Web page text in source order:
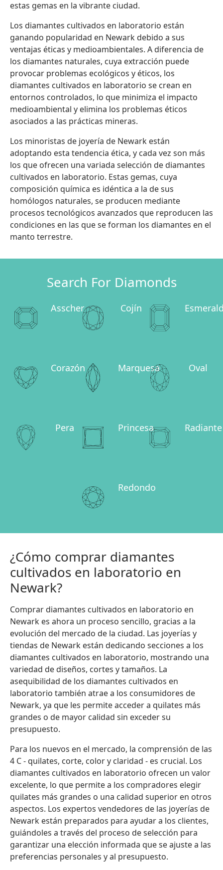
estas gemas en la vibrante ciudad.
Los diamantes cultivados en laboratorio están
ganando popularidad en Newark debido a sus
ventajas éticas y medioambientales. A diferencia de
los diamantes naturales, cuya extracción puede
provocar problemas ecológicos y éticos, los
diamantes cultivados en laboratorio se crean en
entornos controlados, lo que minimiza el impacto
medioambiental y elimina los problemas éticos
asociados a las prácticas mineras.
Los minoristas de joyería de Newark están
adoptando esta tendencia ética, y cada vez son más
los que ofrecen una variada selección de diamantes
cultivados en laboratorio. Estas gemas, cuya
composición química es idéntica a la de sus
homólogos naturales, se producen mediante
procesos tecnológicos avanzados que reproducen las
condiciones en las que se forman los diamantes en el
manto terrestre.
Search For Diamonds
Asscher Cojín
Corazón Marquesa Oval
Pera Princesa Radiante
Redondo
¿Cómo comprar diamantes
cultivados en laboratorio en
Newark?
Comprar diamantes cultivados en laboratorio en
Newark es ahora un proceso sencillo, gracias a la
evolución del mercado de la ciudad. Las joyerías y
tiendas de Newark están dedicando secciones a los
diamantes cultivados en laboratorio, mostrando una
variedad de diseños, cortes y tamaños. La
asequibilidad de los diamantes cultivados en
laboratorio también atrae a los consumidores de
Newark, ya que les permite acceder a quilates más
grandes o de mayor calidad sin exceder su
presupuesto.
Para los nuevos en el mercado, la comprensión de las
4 C - quilates, corte, color y claridad - es crucial. Los
diamantes cultivados en laboratorio ofrecen un valor
excelente, lo que permite a los compradores elegir
quilates más grandes o una calidad superior en otros
aspectos. Los expertos vendedores de las joyerías de
Newark están preparados para ayudar a los clientes,
guiándoles a través del proceso de selección para
garantizar una elección informada que se ajuste a las
preferencias personales y al presupuesto.